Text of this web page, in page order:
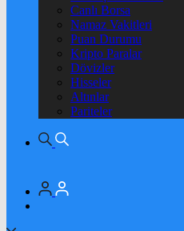
Canlı Borsa
Namaz Vakitleri
Puan Durumu
Kripto Paralar
Dövizler
Hisseler
Altınlar
Pariteler